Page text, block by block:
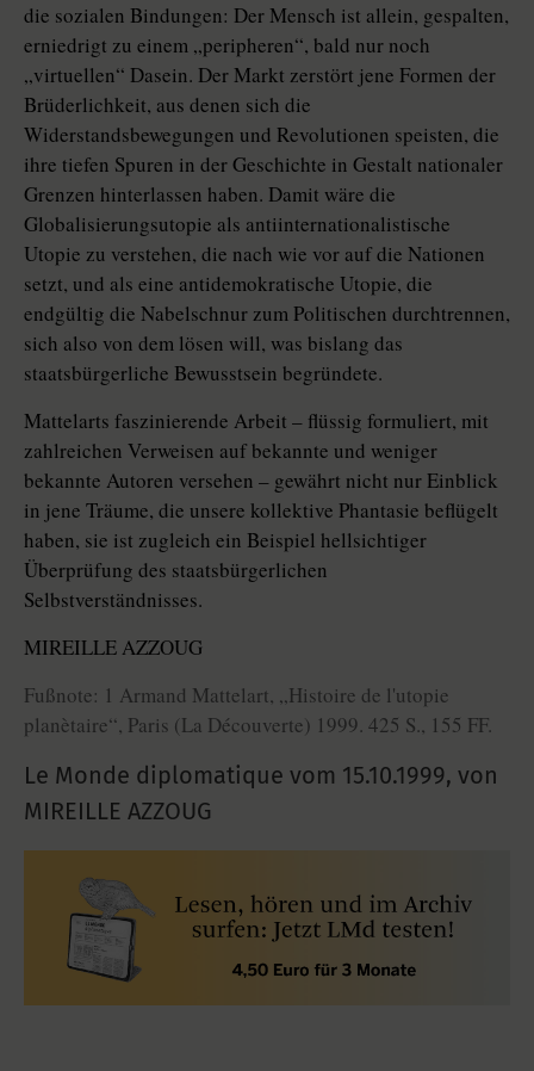
die sozialen Bindungen: Der Mensch ist allein, gespalten,
erniedrigt zu einem „peripheren“, bald nur noch
„virtuellen“ Dasein. Der Markt zerstört jene Formen der
Brüderlichkeit, aus denen sich die
Widerstandsbewegungen und Revolutionen speisten, die
ihre tiefen Spuren in der Geschichte in Gestalt nationaler
Grenzen hinterlassen haben. Damit wäre die
Globalisierungsutopie als antiinternationalistische
Utopie zu verstehen, die nach wie vor auf die Nationen
setzt, und als eine antidemokratische Utopie, die
endgültig die Nabelschnur zum Politischen durchtrennen,
sich also von dem lösen will, was bislang das
staatsbürgerliche Bewusstsein begründete.
Mattelarts faszinierende Arbeit – flüssig formuliert, mit
zahlreichen Verweisen auf bekannte und weniger
bekannte Autoren versehen – gewährt nicht nur Einblick
in jene Träume, die unsere kollektive Phantasie beflügelt
haben, sie ist zugleich ein Beispiel hellsichtiger
Überprüfung des staatsbürgerlichen
Selbstverständnisses.
MIREILLE AZZOUG
Fußnote: 1 Armand Mattelart, „Histoire de l'utopie
planètaire“, Paris (La Découverte) 1999. 425 S., 155 FF.
Le Monde diplomatique vom 15.10.1999, von
MIREILLE AZZOUG